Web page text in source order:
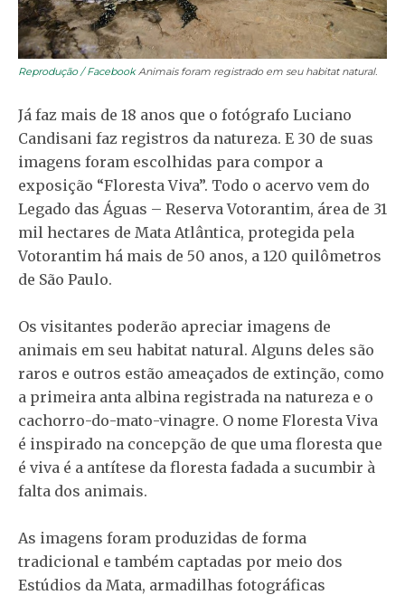
Reprodução / FacebookAnimais foram registrado em seu habitat natural.
Já faz mais de 18 anos que o fotógrafo Luciano
Candisani faz registros da natureza. E 30 de suas
imagens foram escolhidas para compor a
exposição “Floresta Viva”. Todo o acervo vem do
Legado das Águas – Reserva Votorantim, área de 31
mil hectares de Mata Atlântica, protegida pela
Votorantim há mais de 50 anos, a 120 quilômetros
de São Paulo.
Os visitantes poderão apreciar imagens de
animais em seu habitat natural. Alguns deles são
raros e outros estão ameaçados de extinção, como
a primeira anta albina registrada na natureza e o
cachorro-do-mato-vinagre. O nome Floresta Viva
é inspirado na concepção de que uma floresta que
é viva é a antítese da floresta fadada a sucumbir à
falta dos animais.
As imagens foram produzidas de forma
tradicional e também captadas por meio dos
Estúdios da Mata, armadilhas fotográficas